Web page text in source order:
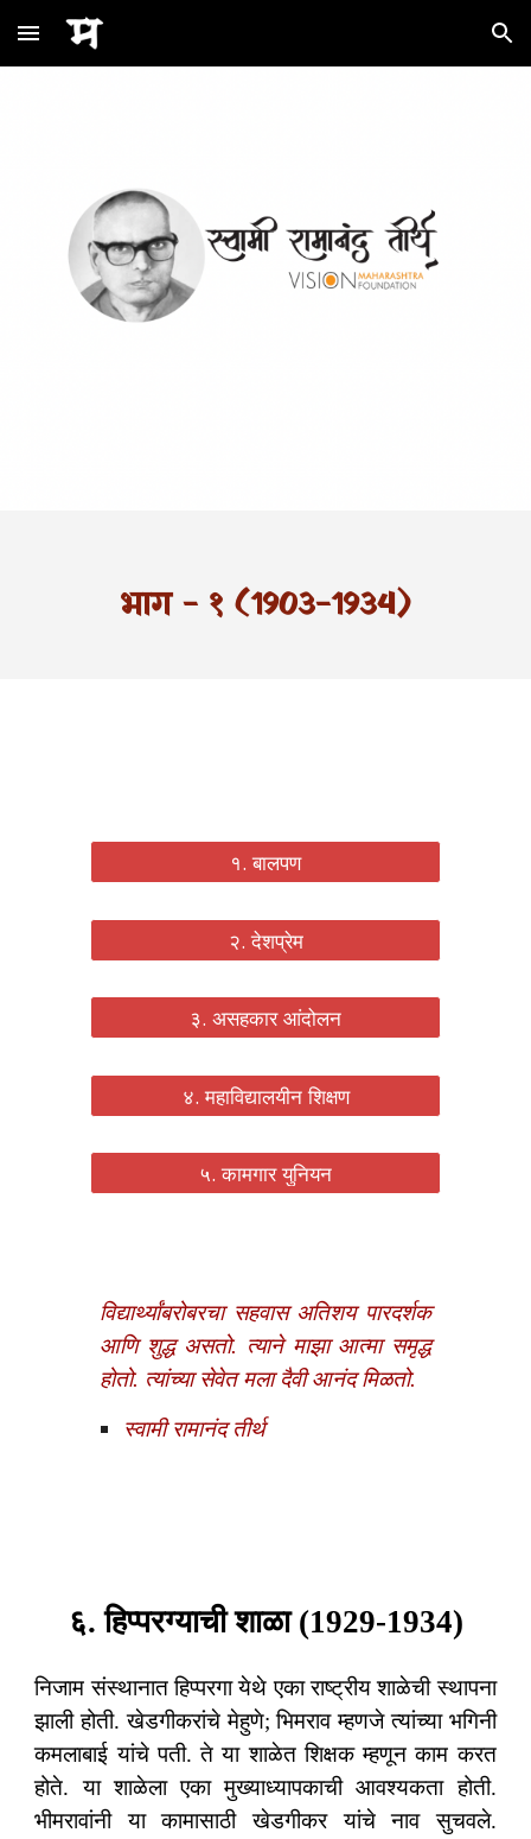
Skip to main content Skip to navigation
भाग - १ (1903-1934)
१. बालपण
२. देशप्रेम
३. असहकार आंदोलन
४. महाविद्यालयीन शिक्षण
५. कामगार युनियन
विद्यार्थ्यांबरोबरचा सहवास अतिशय पारदर्शक
आणि शुद्ध असतो. त्याने माझा आत्मा समृद्ध
होतो. त्यांच्या सेवेत मला दैवी आनंद मिळतो.
स्वामी रामानंद तीर्थ
६. हिप्परग्याची शाळा (1929-1934)
निजाम संस्थानात हिप्परगा येथे एका राष्ट्रीय शाळेची स्थापना
झाली होती. खेडगीकरांचे मेहुणे; भिमराव म्हणजे त्यांच्या भगिनी
कमलाबाई यांचे पती. ते या शाळेत शिक्षक म्हणून काम करत
होते. या शाळेला एका मुख्याध्यापकाची आवश्यकता होती.
भीमरावांनी या कामासाठी खेडगीकर यांचे नाव सुचवले.